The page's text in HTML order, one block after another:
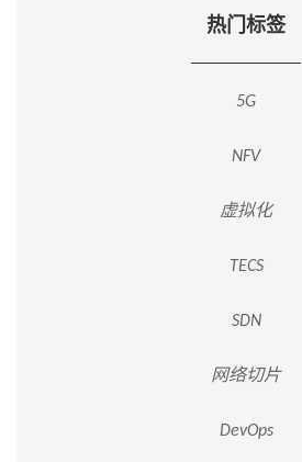
热门标签
5G
NFV
虚拟化
TECS
SDN
网络切片
DevOps